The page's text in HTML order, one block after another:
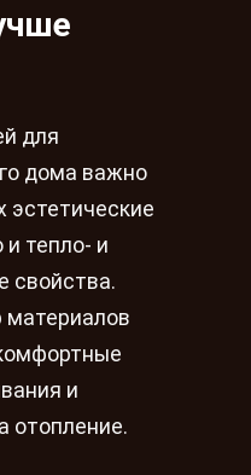
для
дома важно
эстетические
и тепло- и
свойства.
и
отопление.